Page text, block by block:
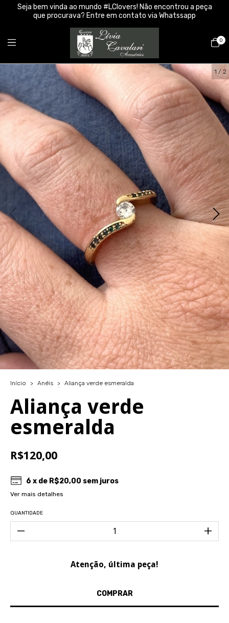
Seja bem vinda ao mundo #LClovers! Não encontrou a peça
que procurava? Entre em contato via Whatssapp
0
1 / 2
Início > Anéis > Aliança verde esmeralda
Aliança verde
esmeralda
R$120,00
6 x de R$20,00 sem juros
Ver mais detalhes
QUANTIDADE
Atenção, última peça!